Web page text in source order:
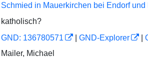
Schmied in Mauerkirchen bei Endorf
katholisch?
GND: 136780571 GND-Explorer
Mailer, Michael